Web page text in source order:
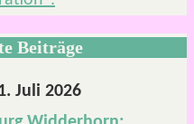
Beiträge
Juli 2026